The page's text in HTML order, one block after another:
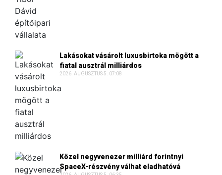
Lakásokat vásárolt luxusbirtoka mögött a
fiatal ausztrál milliárdos
2026. AUGUSZTUS 5. 07:08
Közel negyvenezer milliárd forintnyi
SpaceX-részvény válhat eladhatóvá